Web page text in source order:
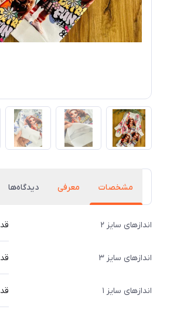
مشخصات معرفی دیدگاه‌ها
اندازهای سایز ۲ قد ۴۶،پهنا۳۳،قدآستین۴۴
اندازهای سایز ۳ قد۵۱،پهنا۳۷،قدآستین۴۸
اندازهای سایز ۱ قد ۴۱،پهنا۳۰،قدآستین۳۸